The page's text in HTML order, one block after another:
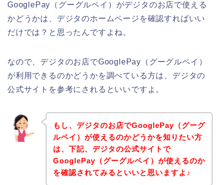
GooglePay（グーグルペイ）がデジタのお店で使える
かどうかは、デジタのホームページを確認すればいい
だけでは？と思ったんですよね。
なので、デジタのお店でGooglePay（グーグルペイ）
が利用できるのかどうかを調べている方は、デジタの
公式サイトを参考にされるといいですよ。
もし、デジタのお店でGooglePay（グーグ
ルペイ）が使えるのかどうかを知りたい方
は、下記、デジタの公式サイトで
GooglePay（グーグルペイ）が使えるのか
を確認されてみるといいと思いますよ♪